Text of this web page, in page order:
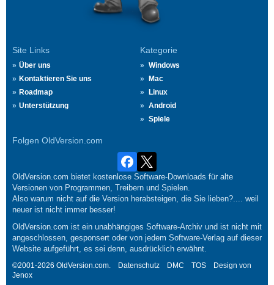
Site Links
Über uns
Kontaktieren Sie uns
Roadmap
Unterstützung
Kategorie
Windows
Mac
Linux
Android
Spiele
Folgen OldVersion.com
OldVersion.com bietet kostenlose Software-Downloads für alte
Versionen von Programmen, Treibern und Spielen.
Also warum nicht auf die Version herabsteigen, die Sie lieben?.... weil
neuer ist nicht immer besser!
OldVersion.com ist ein unabhängiges Software-Archiv und ist nicht mit
angeschlossen, gesponsert oder von jedem Software-Verlag auf dieser
Website aufgeführt, es sei denn, ausdrücklich erwähnt.
©2001-2026 OldVersion.com. Datenschutz DMC TOS
Design von
Jenox